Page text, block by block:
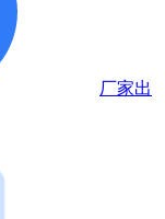
厂家出